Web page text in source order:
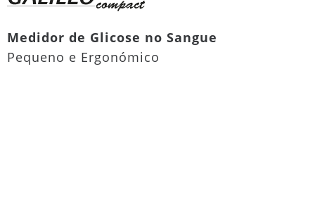
Medidor de Glicose no Sangue
Pequeno e Ergonómico